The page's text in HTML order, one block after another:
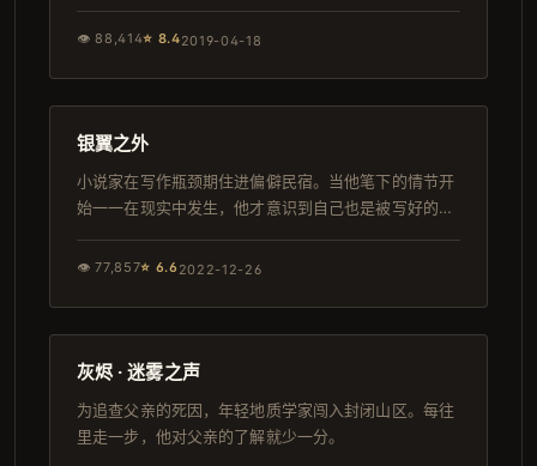
👁 88,414⭐ 8.42019-04-18
韩剧
124分钟
银翼之外
小说家在写作瓶颈期住进偏僻民宿。当他笔下的情节开
始一一在现实中发生，他才意识到自己也是被写好的角
👁77,857⭐ 6.6 2022-12-26
热播
95分钟
灰烬 · 迷雾之声
为追查父亲的死因，年轻地质学家闯入封闭山区。每往
里走一步，他对父亲的了解就少一分。